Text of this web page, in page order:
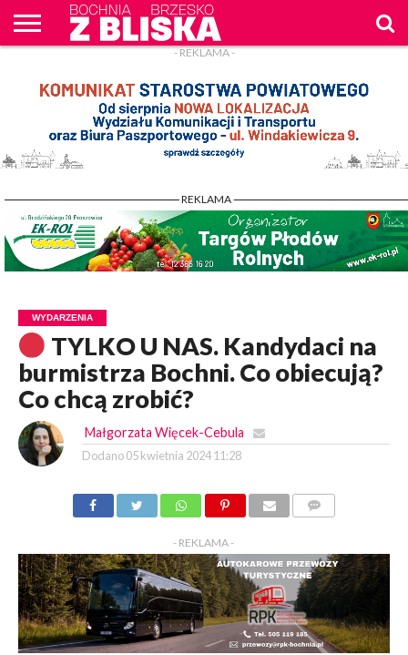
WPROST
REKLAM
- REKLAMA -
- REKLAMA -
WYDARZENIA
TYLKO U NAS. Kandydaci na
burmistrza Bochni. Co obiecują?
Co chcą zrobić?
Małgorzata Więcek-Cebula
Dodano 05 kwietnia 2024 11:28
- REKLAMA -